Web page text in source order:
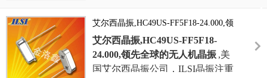
贴片机告诉安装,满足无铅焊接的高
温回流温度曲线要求.贴片晶振，
HC49USM晶振，石英晶振
由器晶振，无人机晶振，高品质晶
振，低功耗晶振，智能穿戴设备晶
振，无人机晶振，电车充电枪晶
振，石英晶体谐振器，工作温
度-40~85°C，网络服务器晶振，存
储卡晶振，无线局域网晶振，光纤
艾尔西晶振,HC49US-FF5F18-24.000,领
先全球的无人机晶振
艾尔西晶振,HC49US-FF5F18-
24.000,领先全球的无人机晶振 ,美
国艾尔西晶振公司，ILSI晶振注重